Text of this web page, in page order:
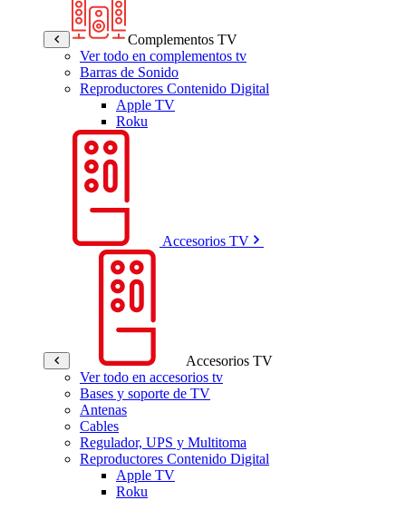
Complementos TV
Ver todo en complementos tv
Barras de Sonido
Reproductores Contenido Digital
Apple TV
Roku
Accesorios TV
Accesorios TV
Ver todo en accesorios tv
Bases y soporte de TV
Antenas
Cables
Regulador, UPS y Multitoma
Reproductores Contenido Digital
Apple TV
Roku